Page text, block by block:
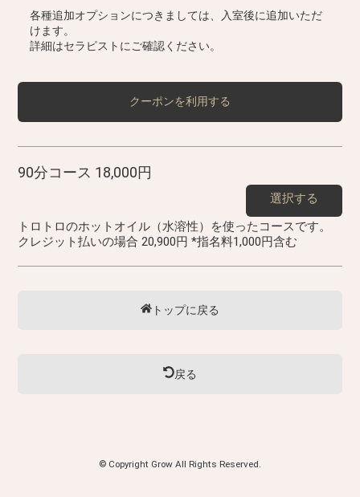
各種追加オプションにつきましては、入室後に追加いただ
けます。
詳細はセラピストにご確認ください。
クーポンを利用する
90分コース 18,000円
選択する
トロトロのホットオイル（水溶性）を使ったコースです。
クレジット払いの場合 20,900円 *指名料1,000円含む
トップに戻る
戻る
© Copyright Grow All Rights Reserved.